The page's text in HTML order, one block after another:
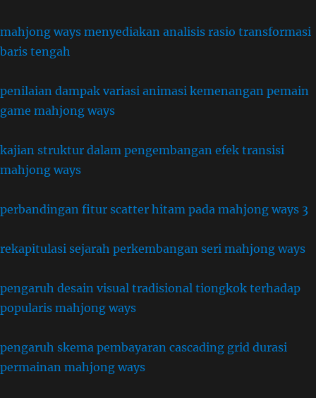
mahjong ways menyediakan analisis rasio transformasi
baris tengah
penilaian dampak variasi animasi kemenangan pemain
game mahjong ways
kajian struktur dalam pengembangan efek transisi
mahjong ways
perbandingan fitur scatter hitam pada mahjong ways 3
rekapitulasi sejarah perkembangan seri mahjong ways
pengaruh desain visual tradisional tiongkok terhadap
popularis mahjong ways
pengaruh skema pembayaran cascading grid durasi
permainan mahjong ways